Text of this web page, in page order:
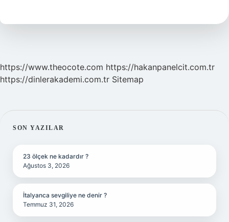
Türkiye
https://www.theocote.com https://hakanpanelcit.com.tr
https://dinlerakademi.com.tr Sitemap
SIDEBAR
SON YAZILAR
23 ölçek ne kadardır ?
Ağustos 3, 2026
İtalyanca sevgiliye ne denir ?
Temmuz 31, 2026